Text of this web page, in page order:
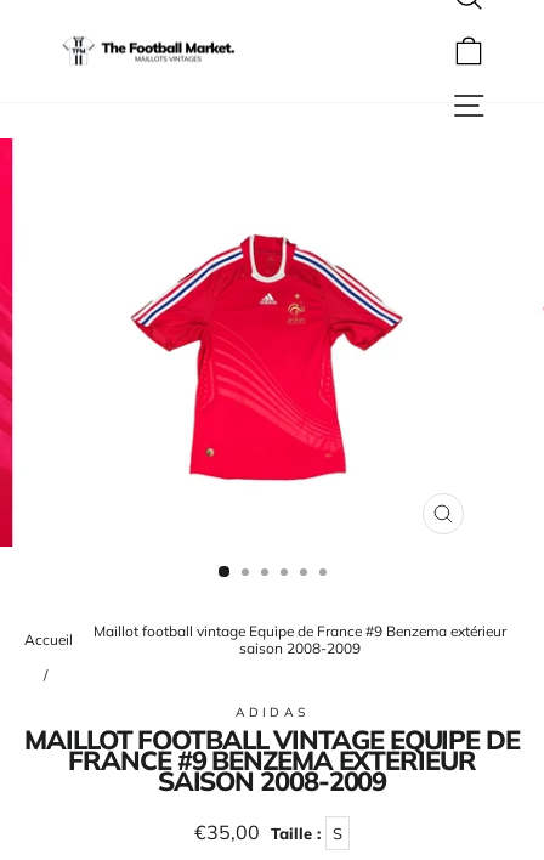
Rechercher
Navigation
FERMER
Accueil
/
Maillot football vintage Equipe de France #9 Benzema extérieur
saison 2008-2009
ADIDAS
MAILLOT FOOTBALL VINTAGE EQUIPE DE
FRANCE #9 BENZEMA EXTÉRIEUR
SAISON 2008-2009
Prix
régulier
€35,00 Taille : S